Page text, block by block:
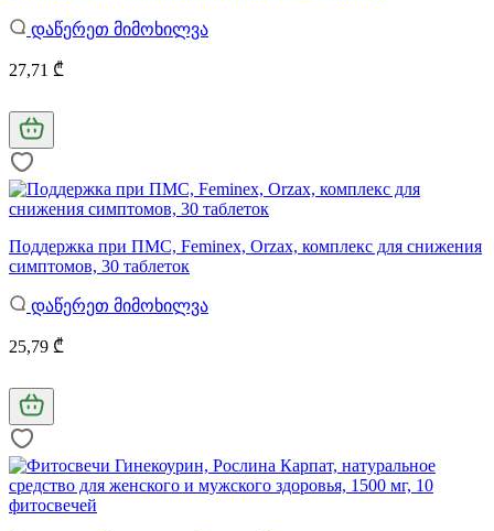
დაწერეთ მიმოხილვა
27,71 ₾
Поддержка при ПМС, Feminex, Orzax, комплекс для снижения
симптомов, 30 таблеток
დაწერეთ მიმოხილვა
25,79 ₾